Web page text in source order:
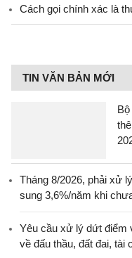
Cách gọi chính xác là
TIN VĂN BẢN MỚI
Tháng 8/2026, phải xử
sung 3,6%/năm khi
Yêu cầu xử lý dứt điểm
về đấu thầu, đất đai, tài